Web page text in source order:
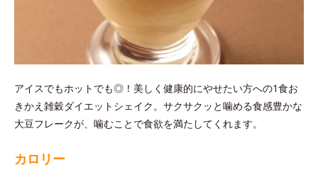
アイスでもホットでも◎！美しく健康的にやせたい方への1食お
きかえ雑穀ダイエットシェイク。サクサクッと噛める食感豊かな
大豆フレークが、噛むことで食欲を満たしてくれます。
カロリー